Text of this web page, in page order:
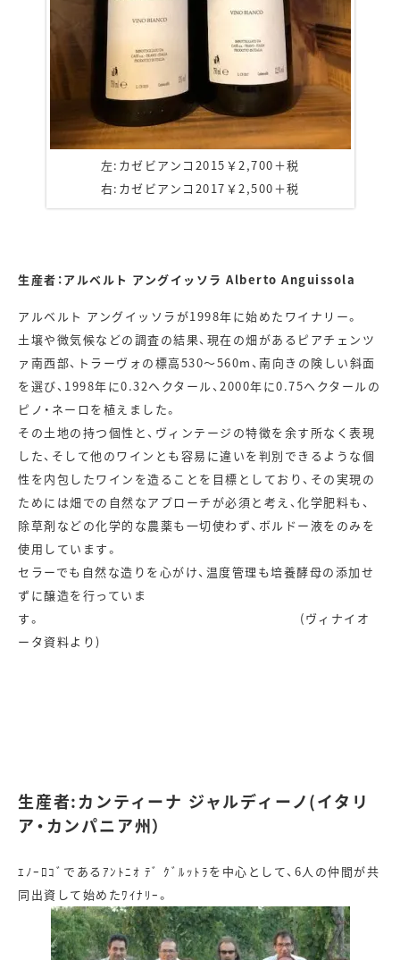
左:カゼビアンコ2015￥2,700＋税
右:カゼビアンコ2017￥2,500＋税
生産者：アルベルト アングイッソラ Alberto Anguissola
アルベルト アングイッソラが1998年に始めたワイナリー。
土壌や微気候などの調査の結果、現在の畑があるピアチェンツ
ァ南西部、トラーヴォの標高530～560m、南向きの険しい斜面
を選び、1998年に0.32ヘクタール、2000年に0.75ヘクタールの
ピノ・ネーロを植えました。
その土地の持つ個性と、ヴィンテージの特徴を余す所なく表現
した、そして他のワインとも容易に違いを判別できるような個
性を内包したワインを造ることを目標としており、その実現の
ためには畑での自然なアプローチが必須と考え、化学肥料も、
除草剤などの化学的な農薬も一切使わず、ボルドー液をのみを
使用しています。
セラーでも自然な造りを心がけ、温度管理も培養酵母の添加せ
ずに醸造を行っていま
す。 (ヴィナイオ
ータ資料より)
生産者:カンティーナ ジャルディーノ(イタリ
ア・カンパニア州）
ｴﾉｰﾛｺﾞであるｱﾝﾄﾆｵ ﾃﾞ ｸﾞﾙｯﾄﾗを中心として、6人の仲間が共
同出資して始めたﾜｲﾅﾘｰ。